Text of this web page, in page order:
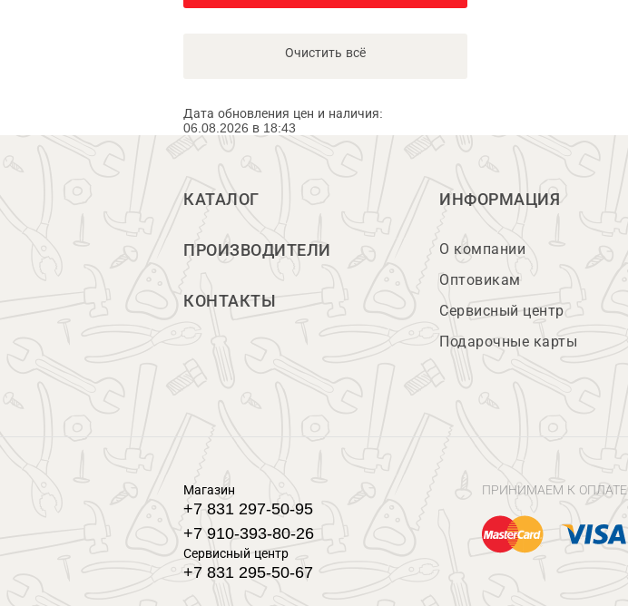
Очистить всё
Дата обновления цен и наличия:
06.08.2026 в 18:43
КАТАЛОГ
ПРОИЗВОДИТЕЛИ
КОНТАКТЫ
ИНФОРМАЦИЯ
О компании
Оптовикам
Сервисный центр
Подарочные карты
Магазин
+7 831 297-50-95
+7 910-393-80-26
Сервисный центр
+7 831 295-50-67
ПРИНИМАЕМ К ОПЛАТЕ